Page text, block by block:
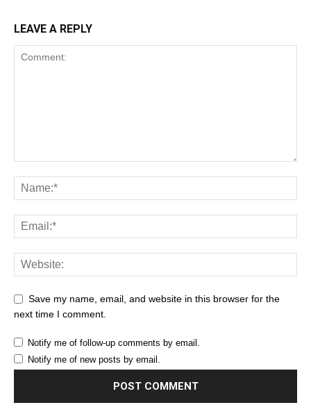
LEAVE A REPLY
Save my name, email, and website in this browser for the
next time I comment.
Notify me of follow-up comments by email.
Notify me of new posts by email.